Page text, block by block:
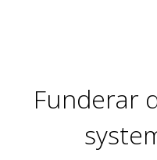
Funderar